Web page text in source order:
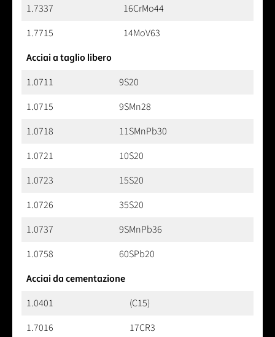
1.7337
16CrMo44
1.7715
14MoV63
Acciai a taglio libero
1.0711
9S20
1.0715
9SMn28
1.0718
11SMnPb30
1.0721
10S20
1.0723
15S20
1.0726
35S20
1.0737
9SMnPb36
1.0758
60SPb20
Acciai da cementazione
1.0401
(C15)
1.7016
17CR3